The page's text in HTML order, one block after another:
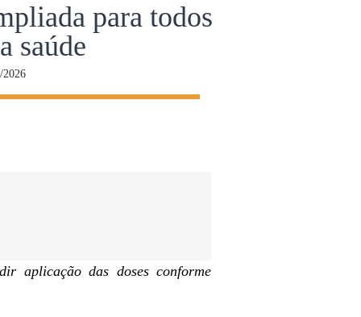
para todos
saúde
2026
aplicação das doses conforme